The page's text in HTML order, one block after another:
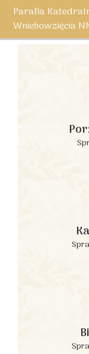
Parafia
Wniebowzięcia